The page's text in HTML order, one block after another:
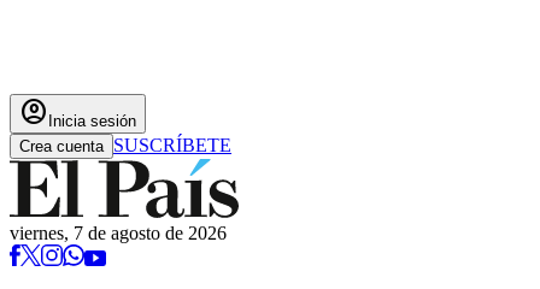
account_circle Inicia sesión
Crea cuenta SUSCRÍBETE
viernes, 7 de agosto de 2026